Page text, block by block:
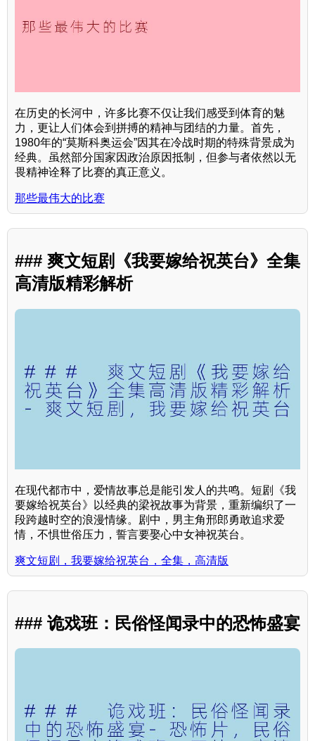
在历史的长河中，许多比赛不仅让我们感受到体育的魅
力，更让人们体会到拼搏的精神与团结的力量。首先，
1980年的“莫斯科奥运会”因其在冷战时期的特殊背景成为
经典。虽然部分国家因政治原因抵制，但参与者依然以无
畏精神诠释了比赛的真正意义。
那些最伟大的比赛
### 爽文短剧《我要嫁给祝英台》全集
高清版精彩解析
在现代都市中，爱情故事总是能引发人的共鸣。短剧《我
要嫁给祝英台》以经典的梁祝故事为背景，重新编织了一
段跨越时空的浪漫情缘。剧中，男主角邢郎勇敢追求爱
情，不惧世俗压力，誓言要娶心中女神祝英台。
爽文短剧，我要嫁给祝英台，全集，高清版
### 诡戏班：民俗怪闻录中的恐怖盛宴